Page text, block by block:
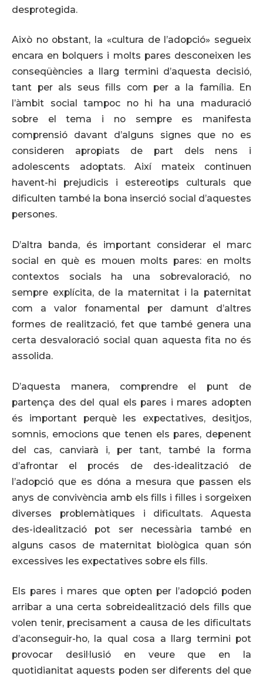
desprotegida.
Això no obstant, la «cultura de l’adopció» segueix
encara en bolquers i molts pares desconeixen les
conseqüències a llarg termini d’aquesta decisió,
tant per als seus fills com per a la família. En
l’àmbit social tampoc no hi ha una maduració
sobre el tema i no sempre es manifesta
comprensió davant d’alguns signes que no es
consideren apropiats de part dels nens i
adolescents adoptats. Així mateix continuen
havent-hi prejudicis i estereotips culturals que
dificulten també la bona inserció social d’aquestes
persones.
D’altra banda, és important considerar el marc
social en què es mouen molts pares: en molts
contextos socials ha una sobrevaloració, no
sempre explícita, de la maternitat i la paternitat
com a valor fonamental per damunt d’altres
formes de realització, fet que també genera una
certa desvaloració social quan aquesta fita no és
assolida.
D’aquesta manera, comprendre el punt de
partença des del qual els pares i mares adopten
és important perquè les expectatives, desitjos,
somnis, emocions que tenen els pares, depenent
del cas, canviarà i, per tant, també la forma
d’afrontar el procés de des-idealització de
l’adopció que es dóna a mesura que passen els
anys de convivència amb els fills i filles i sorgeixen
diverses problemàtiques i dificultats. Aquesta
des-idealització pot ser necessària també en
alguns casos de maternitat biològica quan són
excessives les expectatives sobre els fills.
Els pares i mares que opten per l’adopció poden
arribar a una certa sobreidealització dels fills que
volen tenir, precisament a causa de les dificultats
d’aconseguir-ho, la qual cosa a llarg termini pot
provocar desil·lusió en veure que en la
quotidianitat aquests poden ser diferents del que